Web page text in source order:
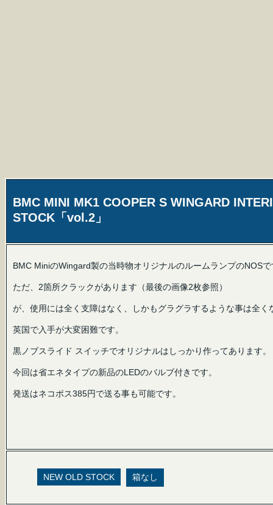
BMC MINI MK1 COOPER S WINGARD
STOCK「vol.2」
BMC MiniのWingard製の当時物オリジナルのルームランプのNOSで
ただ、2箇所クラックがあります（最後の画像2枚参照）
が、使用には全く支障はなく、しかもグラグラするような事は全く
英国で入手が大変困難です。
黒ノブスライド スイッチでオリジナルはしっかり作ってあります。
今回は省エネタイプの新品のLEDのバルブ付きです。
発送はネコポス385円で送る事も可能です。
NEW OLD STOCK 箱なし